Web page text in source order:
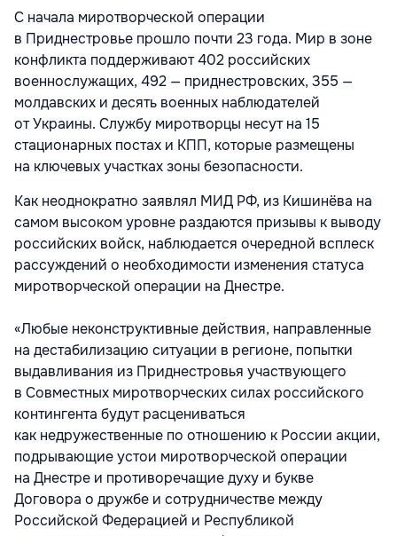
С начала миротворческой операции
в Приднестровье прошло почти 23 года. Мир в зоне
конфликта поддерживают 402 российских
военнослужащих, 492 — приднестровских, 355 —
молдавских и десять военных наблюдателей
от Украины. Службу миротворцы несут на 15
стационарных постах и КПП, которые размещены
на ключевых участках зоны безопасности.
Как неоднократно заявлял МИД РФ, из Кишинёва на
самом высоком уровне раздаются призывы к выводу
российских войск, наблюдается очередной всплеск
рассуждений о необходимости изменения статуса
миротворческой операции на Днестре.
«Любые неконструктивные действия, направленные
на дестабилизацию ситуации в регионе, попытки
выдавливания из Приднестровья участвующего
в Совместных миротворческих силах российского
контингента будут расцениваться
как недружественные по отношению к России акции,
подрывающие устои миротворческой операции
на Днестре и противоречащие духу и букве
Договора о дружбе и сотрудничестве между
Российской Федерацией и Республикой